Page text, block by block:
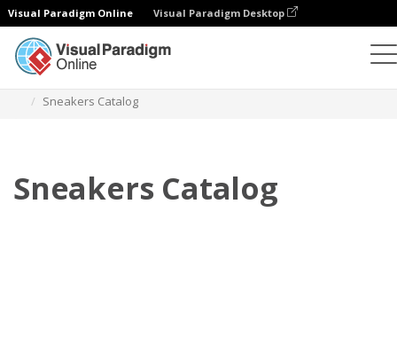
Visual Paradigm Online Visual Paradigm Desktop
Sneakers Catalog
Sneakers Catalog